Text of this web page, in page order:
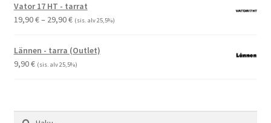
Vator 17 HT - tarrat
19,90€– 29,90€Hintaluokka:
-
29,90 €
(sis. alv 25,5%)
Lännen - tarra (Outlet)
9,90€ (sis. alv 25,5%)
Haku: